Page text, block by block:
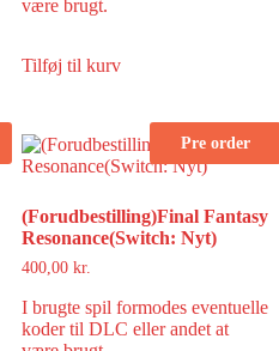
være brugt.
Tilføj til kurv
Pre order
(Forudbestilling)Final Fantasy
Resonance(Switch: Nyt)
400,00 kr.
I brugte spil formodes eventuelle
koder til DLC eller andet at